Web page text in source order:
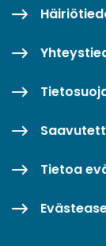
Tietoa